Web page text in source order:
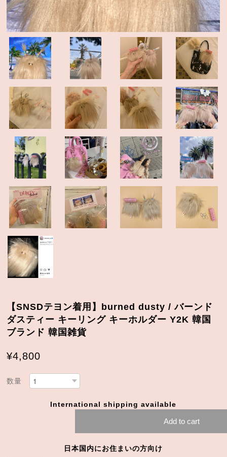
【SNSDテヨン着用】burned dusty / バーンド
ダスティー キーリング キーホルダー Y2K 韓国
ブランド 韓国雑貨
¥4,800
数量
International shipping available
Add to cart
日本国内にお住まいの方向け